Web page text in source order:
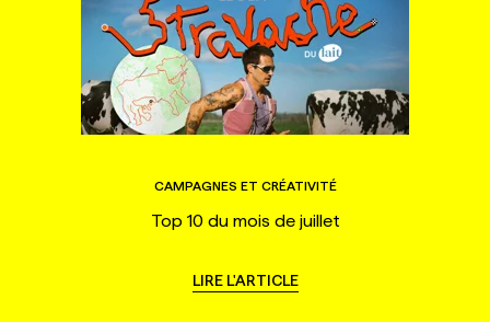
CAMPAGNES ET CRÉATIVITÉ
Top 10 du mois de juillet
LIRE L'ARTICLE